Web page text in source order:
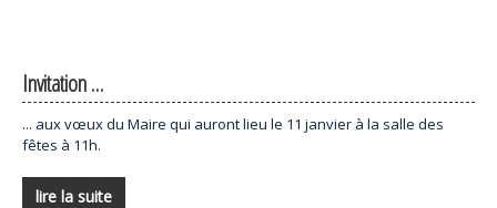
Invitation …
... aux vœux du Maire qui auront lieu le 11 janvier à la salle des
fêtes à 11h.
lire la suite